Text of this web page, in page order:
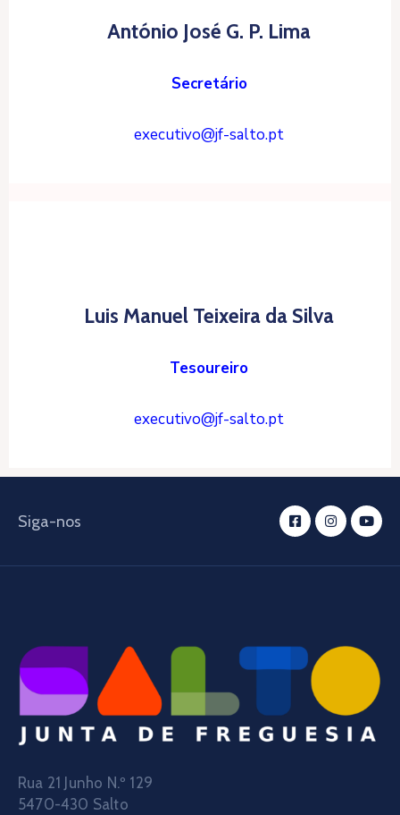
António José G. P. Lima
Secretário
executivo@jf-salto.pt
Luis Manuel Teixeira da Silva
Tesoureiro
executivo@jf-salto.pt
Siga-nos
Rua 21 Junho N.º 129
5470-430 Salto